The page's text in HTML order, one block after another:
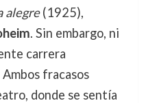
alegre(1925),
. Sin embargo, ni
carrera
fracasos
donde se sentía